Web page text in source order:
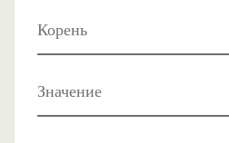
Корень
Значение